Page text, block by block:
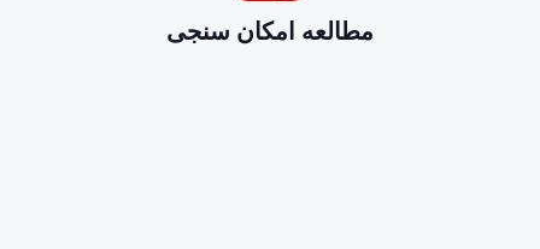
مطالعه امکان سنجی